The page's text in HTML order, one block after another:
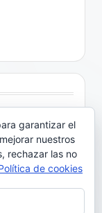
garantizar el
nuestros
rechazar las no
de cookies